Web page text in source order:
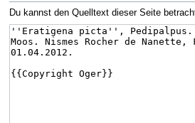
Du kannst den Quelltext dieser Seite